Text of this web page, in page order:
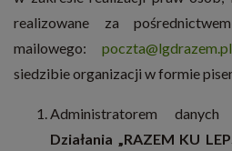
realizowane za
mailowego: poczta@lgdrazem.pl
siedzibie organizacji w formie
Administratorem
Działania „RAZEM KU